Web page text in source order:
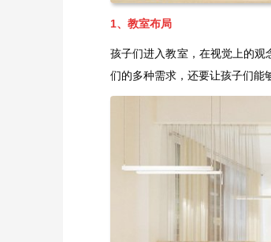
1、教室布局
孩子们进入教室，在视觉上的
们的多种需求，还要让孩子们能